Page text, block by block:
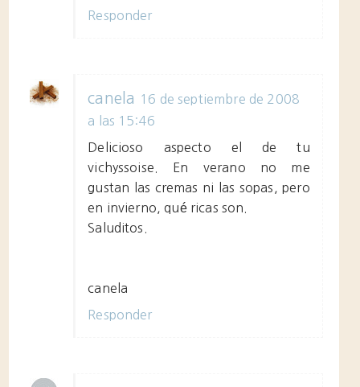
Responder
canela
16 de septiembre de 2008
a las 15:46
Delicioso aspecto el de tu
vichyssoise. En verano no me
gustan las cremas ni las sopas, pero
en invierno, qué ricas son.
Saluditos.
canela
Responder